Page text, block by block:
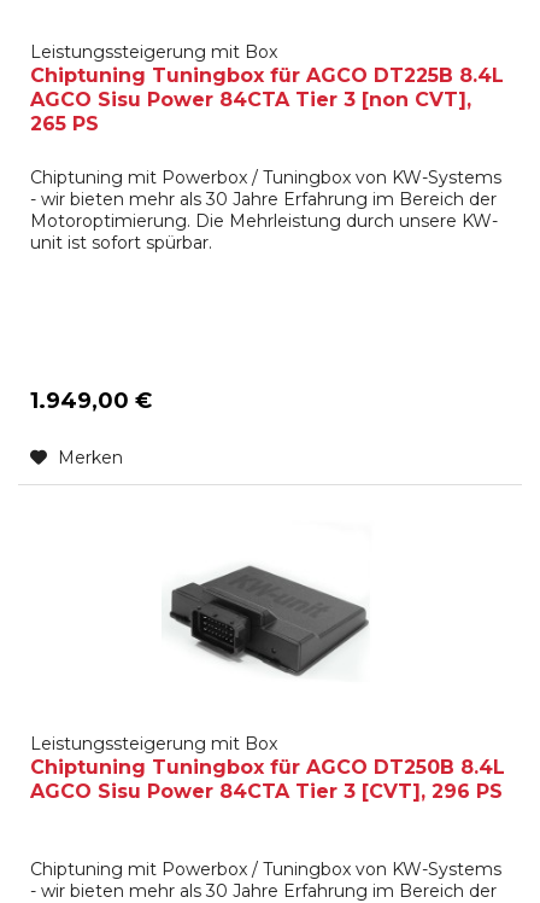
Leistungssteigerung mit Box
Chiptuning Tuningbox für AGCO DT225B 8.4L
AGCO Sisu Power 84CTA Tier 3 [non CVT],
265 PS
Chiptuning mit Powerbox / Tuningbox von KW-Systems
- wir bieten mehr als 30 Jahre Erfahrung im Bereich der
Motoroptimierung. Die Mehrleistung durch unsere KW-
unit ist sofort spürbar.
1.949,00 €
Merken
Leistungssteigerung mit Box
Chiptuning Tuningbox für AGCO DT250B 8.4L
AGCO Sisu Power 84CTA Tier 3 [CVT], 296 PS
Chiptuning mit Powerbox / Tuningbox von KW-Systems
- wir bieten mehr als 30 Jahre Erfahrung im Bereich der